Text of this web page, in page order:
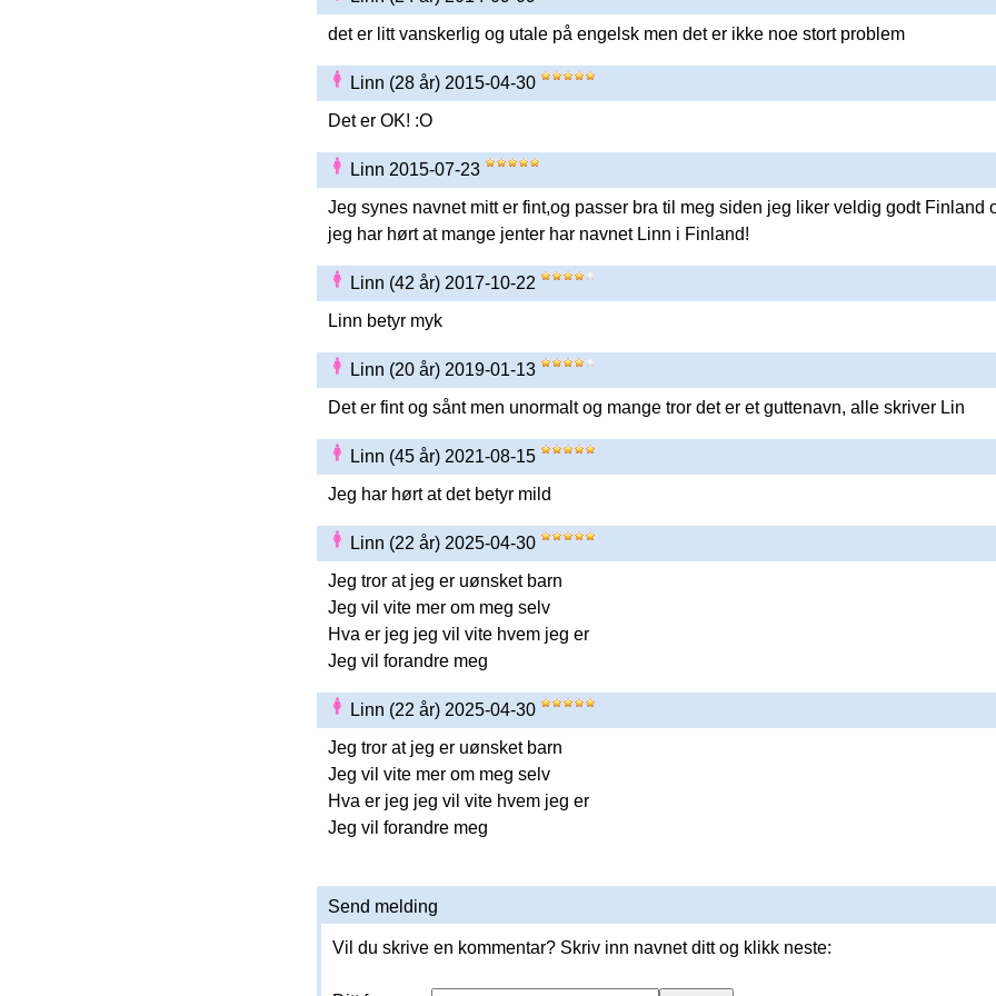
det er litt vanskerlig og utale på engelsk men det er ikke noe stort problem
Linn (28 år) 2015-04-30
Det er OK! :O
Linn 2015-07-23
Jeg synes navnet mitt er fint,og passer bra til meg siden jeg liker veldig godt Finland
jeg har hørt at mange jenter har navnet Linn i Finland!
Linn (42 år) 2017-10-22
Linn betyr myk
Linn (20 år) 2019-01-13
Det er fint og sånt men unormalt og mange tror det er et guttenavn, alle skriver Lin
Linn (45 år) 2021-08-15
Jeg har hørt at det betyr mild
Linn (22 år) 2025-04-30
Jeg tror at jeg er uønsket barn
Jeg vil vite mer om meg selv
Hva er jeg jeg vil vite hvem jeg er
Jeg vil forandre meg
Linn (22 år) 2025-04-30
Jeg tror at jeg er uønsket barn
Jeg vil vite mer om meg selv
Hva er jeg jeg vil vite hvem jeg er
Jeg vil forandre meg
Send melding
Vil du skrive en kommentar? Skriv inn navnet ditt og klikk neste: